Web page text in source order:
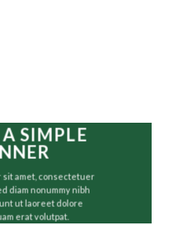
SIMPLE
sit amet, consectetuer
diam nonummy nibh
ut laoreet dolore
erat volutpat.